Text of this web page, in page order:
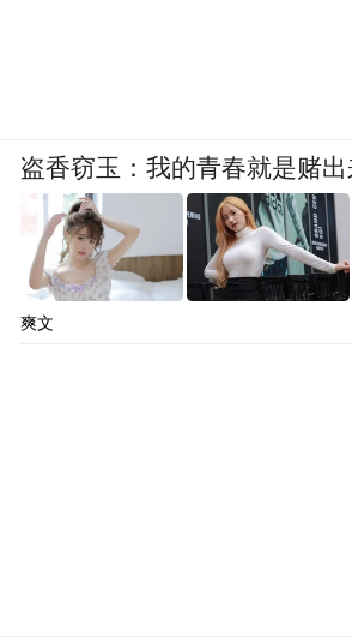
盗香窃玉：我的青春就是赌出
爽文